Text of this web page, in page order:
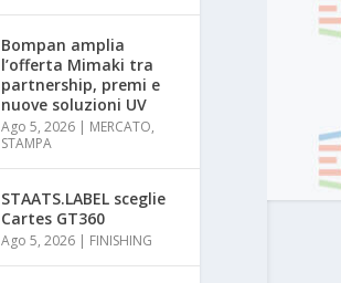
Bompan amplia
l’offerta Mimaki tra
partnership, premi e
nuove soluzioni UV
Ago 5, 2026 | MERCATO,
STAMPA
STAATS.LABEL sceglie
Cartes GT360
Ago 5, 2026 | FINISHING